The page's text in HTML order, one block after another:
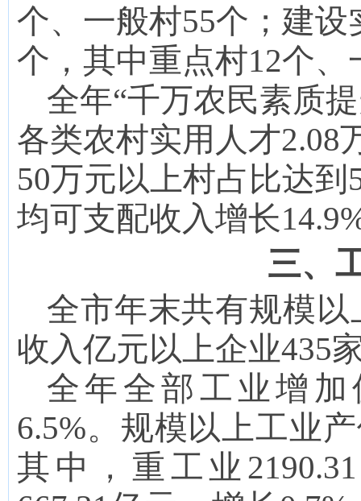
个、一般村55个；建
个，其中重点村12个、
全年“千万农民素质
各类农村实用人才2.08
50万元以上村占比达
均可支配收入增长
三、
全市年末共有规模
收入亿元以上企业435
全年全部工业增加
6.5%。规模以上工业
其中，重工业 2190.31